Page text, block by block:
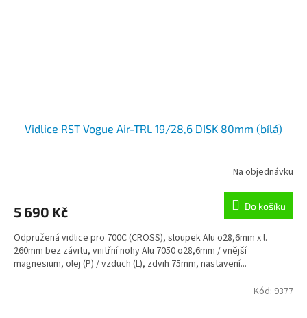
Vidlice RST Vogue Air-TRL 19/28,6 DISK 80mm (bílá)
Na objednávku
5 690 Kč Do košíku
Odpružená vidlice pro 700C (CROSS), sloupek Alu o28,6mm x l.
260mm bez závitu, vnitřní nohy Alu 7050 o28,6mm / vnější
magnesium, olej (P) / vzduch (L), zdvih 75mm, nastavení...
Kód: 9377